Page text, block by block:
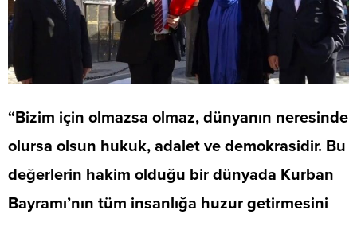
“Bizim için olmazsa olmaz, dünyanın neresinde
olursa olsun hukuk, adalet ve demokrasidir. Bu
değerlerin hakim olduğu bir dünyada Kurban
Bayramı’nın tüm insanlığa huzur getirmesini